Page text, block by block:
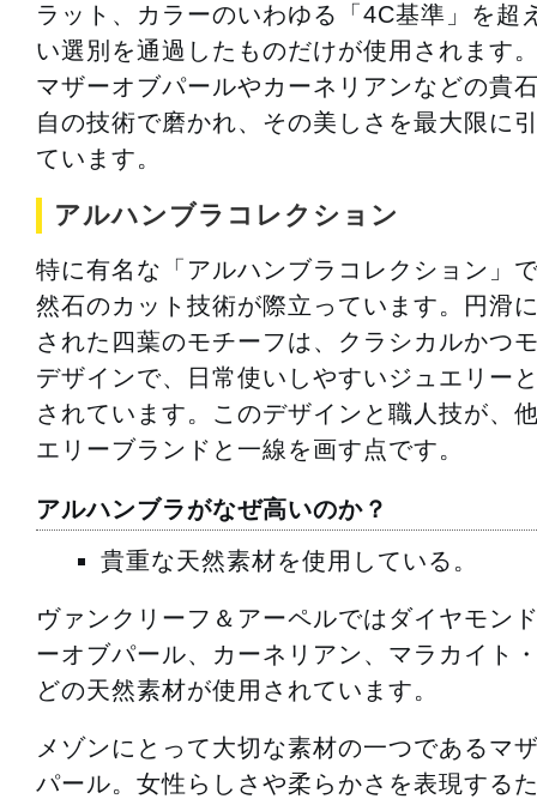
ラット、カラーのいわゆる「4C基準」を超
い選別を通過したものだけが使用されます
マザーオブパールやカーネリアンなどの貴
自の技術で磨かれ、その美しさを最大限に
ています。
アルハンブラコレクション
特に有名な「アルハンブラコレクション」
然石のカット技術が際立っています。円滑
された四葉のモチーフは、クラシカルかつ
デザインで、日常使いしやすいジュエリー
されています。このデザインと職人技が、
エリーブランドと一線を画す点です。
アルハンブラがなぜ高いのか？
貴重な天然素材を使用している。
ヴァンクリーフ＆アーペルではダイヤモン
ーオブパール、カーネリアン、マラカイト
どの天然素材が使用されています。
メゾンにとって大切な素材の一つであるマ
パール。女性らしさや柔らかさを表現する